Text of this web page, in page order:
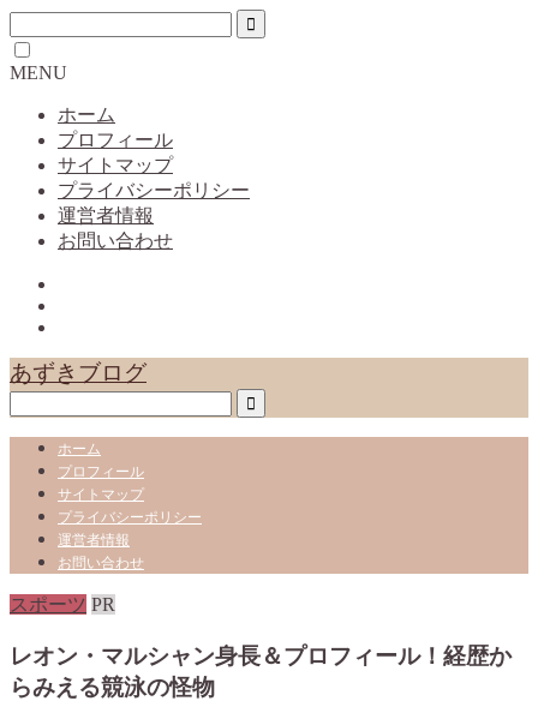
MENU
ホーム
プロフィール
サイトマップ
プライバシーポリシー
運営者情報
お問い合わせ
あずきブログ
ホーム
プロフィール
サイトマップ
プライバシーポリシー
運営者情報
お問い合わせ
スポーツ PR
レオン・マルシャン身長＆プロフィール！経歴か
らみえる競泳の怪物